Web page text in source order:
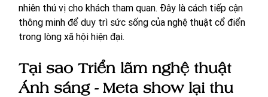
nhiên thú vị cho khách tham quan. Đây là cách tiếp cận
thông minh để duy trì sức sống của nghệ thuật cổ điển
trong lòng xã hội hiện đại.
Tại sao Triển lãm nghệ thuật
Ánh sáng - Meta show lại thu